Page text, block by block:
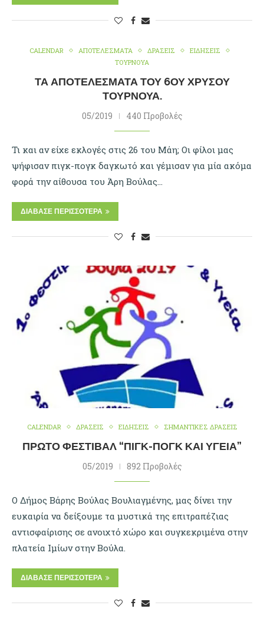
CALENDAR ΑΠΟΤΕΛΕΣΜΑΤΑ ΔΡΑΣΕΙΣ
ΕΙΔΗΣΕΙΣ
ΤΟΥΡΝΟΥΑ
ΤΑ ΑΠΟΤΕΛΈΣΜΑΤΑ ΤΟΥ 6ΟΥ ΧΡΥΣΟΎ
ΤΟΥΡΝΟΥΆ.
05/2019 440 Προβολές
Τι και αν είχε εκλογές στις 26 του Μάη; Οι φίλοι μας
ψήφισαν πιγκ-πογκ δαγκωτό και γέμισαν για μία ακόμα
φορά την αίθουσα του Άρη Βούλας…
ΔΙΆΒΑΣΕ ΠΕΡΙΣΣΌΤΕΡΑ
CALENDAR ΔΡΑΣΕΙΣ ΕΙΔΗΣΕΙΣ ΣΗΜΑΝΤΙΚΕΣ ΔΡΑΣΕΙΣ
ΠΡΏΤΟ ΦΕΣΤΙΒΆΛ “ΠΙΓΚ-ΠΟΓΚ ΚΑΙ ΥΓΕΊΑ”
05/2019 892 Προβολές
Ο Δήμος Βάρης Βούλας Βουλιαγμένης, μας δίνει την
ευκαιρία να δείξουμε τα μυστικά της επιτραπέζιας
αντισφαίρισης σε ανοιχτό χώρο και συγκεκριμένα στην
πλατεία Ιμίων στην Βούλα.
ΔΙΆΒΑΣΕ ΠΕΡΙΣΣΌΤΕΡΑ